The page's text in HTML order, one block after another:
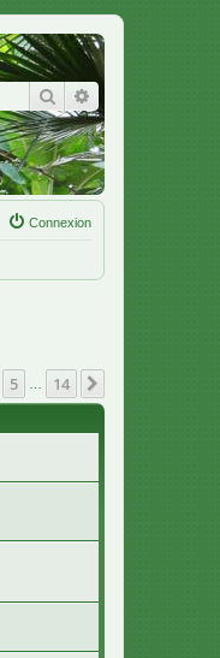
Rechercher
Connexion
5 14